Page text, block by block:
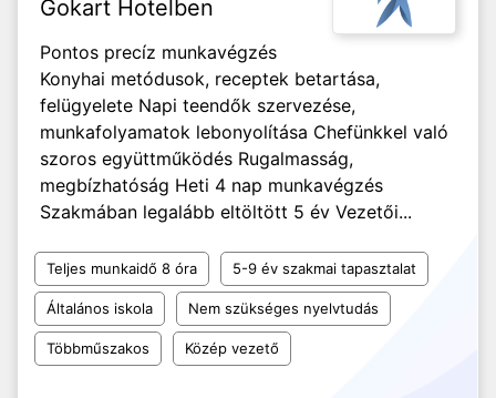
Gokart Hotelben
Pontos precíz munkavégzés
Konyhai metódusok, receptek betartása,
felügyelete Napi teendők szervezése,
munkafolyamatok lebonyolítása Chefünkkel való
szoros együttműködés Rugalmasság,
megbízhatóság Heti 4 nap munkavégzés
Szakmában legalább eltöltött 5 év Vezetői...
Teljes munkaidő 8 óra 5-9 év szakmai tapasztalat
Általános iskola Nem szükséges nyelvtudás
Többműszakos Közép vezető